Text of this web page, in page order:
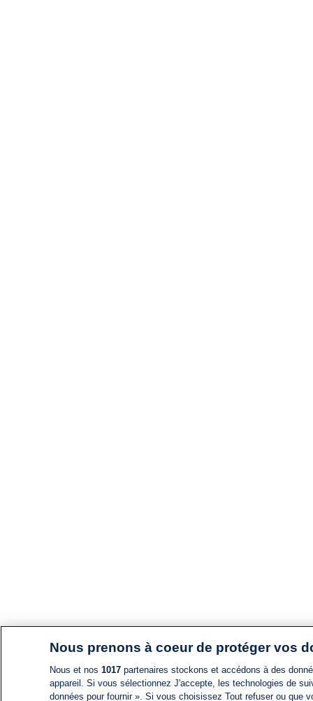
Nous prenons à coeur de protéger vos
Nous et nos 1017partenaires stockons et accédons à des
appareil. Si vous sélectionnez J'accepte, les technologies de
données pour fournir ». Si vous choisissez Tout refuser ou